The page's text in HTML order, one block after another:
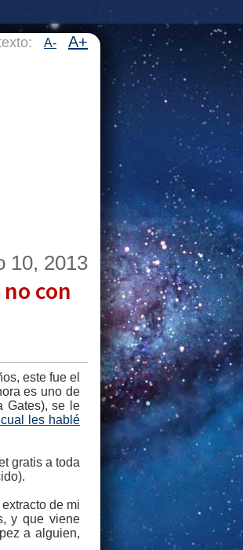
A- A+
10, 2013
con
este fue el
es uno de
Gates), se le
les hablé
gratis a toda
de mi
y que viene
a alguien,